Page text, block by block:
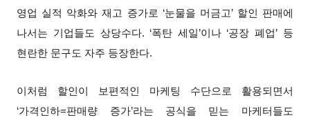
영업 실적 악화와 재고 증가로 ‘눈물을 머금고’ 할인 판매에
나서는 기업들도 상당수다. ‘폭탄 세일’이나 ‘공장 폐업’ 등
현란한 문구도 자주 등장한다.
이처럼 할인이 보편적인 마케팅 수단으로 활용되면서
‘가격인하=판매량 증가’라는 공식을 믿는 마케터들도